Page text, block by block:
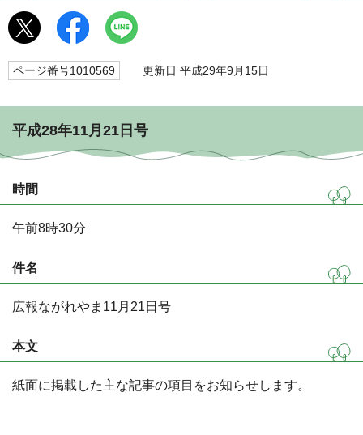
ページ番号1010569 更新日 平成29年9月15日
平成28年11月21日号
時間
午前8時30分
件名
広報ながれやま11月21日号
本文
紙面に掲載した主な記事の項目をお知らせします。